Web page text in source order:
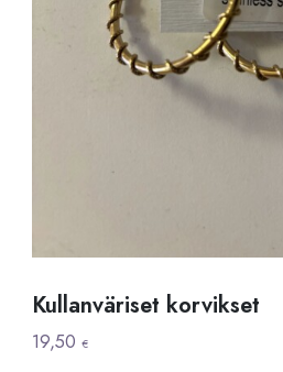
Kullanväriset korvikset
19,50€